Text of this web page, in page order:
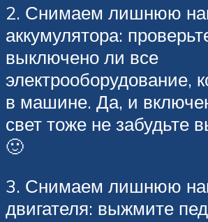
2. Снимаем лишнюю
аккумулятора:
выключено ли все
электрооборудование,
в машине. Да, и
свет тоже не забудьте
🙂
3. Снимаем лишнюю
двигателя: выжмите